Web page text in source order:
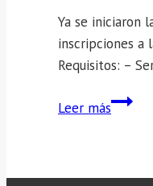
Ya se iniciaron
inscripciones a
Requisitos: –
Leer más